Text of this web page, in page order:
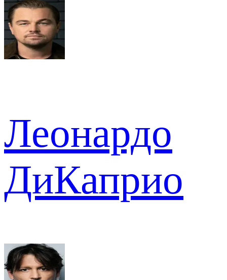
Леонардо
ДиКаприо